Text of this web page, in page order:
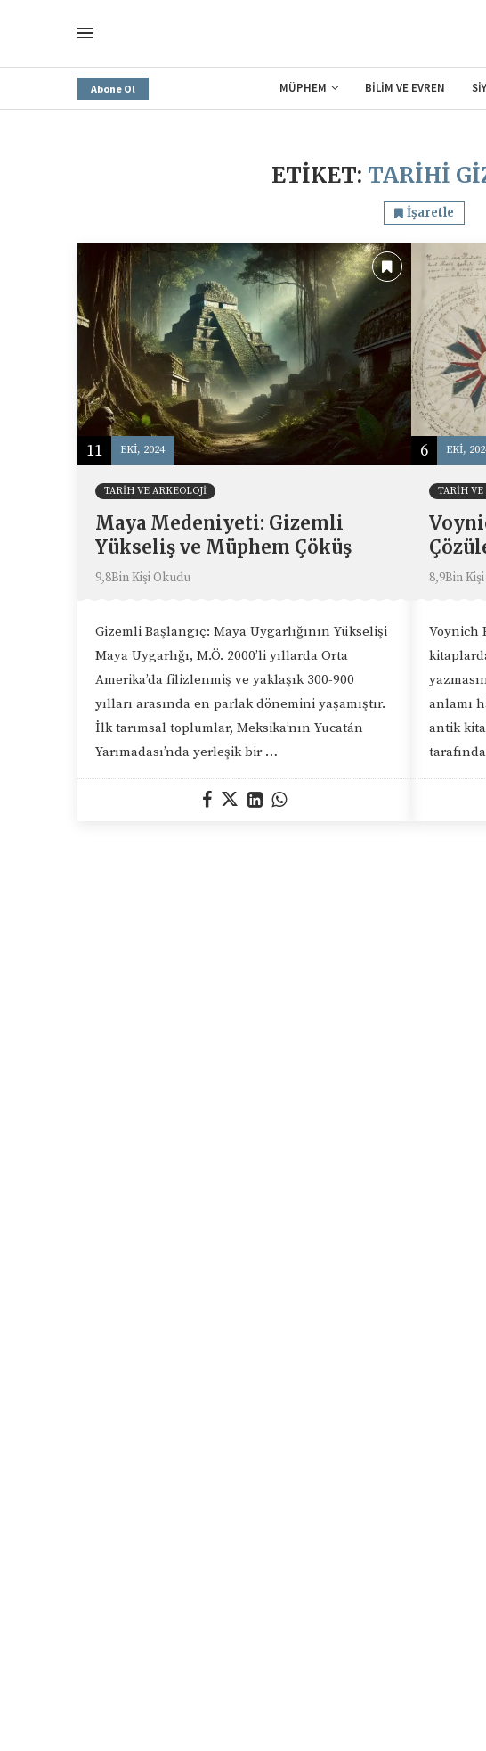
Abone Ol MÜPHEM BİLİM VE EVREN
ETIKET: TARIHI
İşaretle
11 EKI, 2024
TARIH VE ARKEOLOJI
Maya Medeniyeti: Gizemli
Yükseliş ve Müphem Çöküş
9,8Bin Kişi Okudu
Gizemli Başlangıç: Maya Uygarlığının Yükselişi
Maya Uygarlığı, M.Ö. 2000’li yıllarda Orta
Amerika’da filizlenmiş ve yaklaşık 300-900
yılları arasında en parlak dönemini yaşamıştır.
İlk tarımsal toplumlar, Meksika’nın Yucatán
Yarımadası’nda yerleşik bir …
6 EKI,
TARIH VE
8,9Bin
Voynich
anlamı
antik